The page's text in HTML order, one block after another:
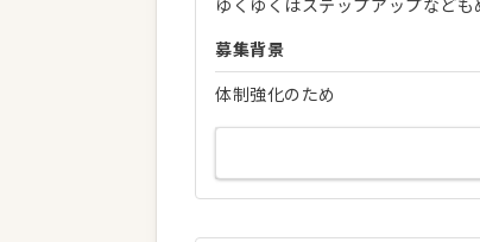
ゆくゆくはステップアップなども
募集背景
体制強化のため